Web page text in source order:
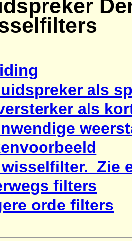
als
als
wisselfilter. Zie
filters
orde filters